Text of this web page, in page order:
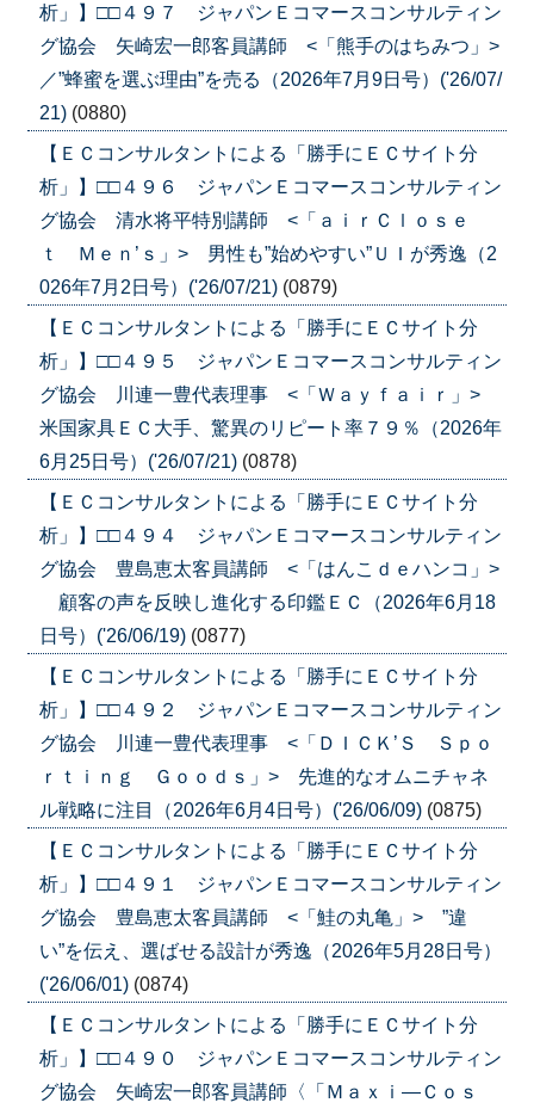
析」】□□４９７ ジャパンＥコマースコンサルティン
グ協会 矢崎宏一郎客員講師 <「熊手のはちみつ」>
／”蜂蜜を選ぶ理由”を売る（2026年7月9日号）('26/07/
21) (0880)
【ＥＣコンサルタントによる「勝手にＥＣサイト分
析」】□□４９６ ジャパンＥコマースコンサルティン
グ協会 清水将平特別講師 <「ａｉｒＣｌｏｓｅ
ｔ Ｍｅｎ’ｓ」> 男性も”始めやすい”ＵＩが秀逸（2
026年7月2日号）('26/07/21) (0879)
【ＥＣコンサルタントによる「勝手にＥＣサイト分
析」】□□４９５ ジャパンＥコマースコンサルティン
グ協会 川連一豊代表理事 <「Ｗａｙｆａｉｒ」>
米国家具ＥＣ大手、驚異のリピート率７９％（2026年
6月25日号）('26/07/21) (0878)
【ＥＣコンサルタントによる「勝手にＥＣサイト分
析」】□□４９４ ジャパンＥコマースコンサルティン
グ協会 豊島恵太客員講師 <「はんこｄｅハンコ」>
顧客の声を反映し進化する印鑑ＥＣ（2026年6月18
日号）('26/06/19) (0877)
【ＥＣコンサルタントによる「勝手にＥＣサイト分
析」】□□４９２ ジャパンＥコマースコンサルティン
グ協会 川連一豊代表理事 <「ＤＩＣＫ’Ｓ Ｓｐｏ
ｒｔｉｎｇ Ｇｏｏｄｓ」> 先進的なオムニチャネ
ル戦略に注目（2026年6月4日号）('26/06/09) (0875)
【ＥＣコンサルタントによる「勝手にＥＣサイト分
析」】□□４９１ ジャパンＥコマースコンサルティン
グ協会 豊島恵太客員講師 <「鮭の丸亀」> ”違
い”を伝え、選ばせる設計が秀逸（2026年5月28日号）
('26/06/01) (0874)
【ＥＣコンサルタントによる「勝手にＥＣサイト分
析」】□□４９０ ジャパンＥコマースコンサルティン
グ協会 矢崎宏一郎客員講師〈「Ｍａｘｉ―Ｃｏｓ